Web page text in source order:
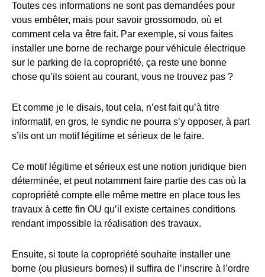
Toutes ces informations ne sont pas demandées pour
vous embêter, mais pour savoir grossomodo, où et
comment cela va être fait. Par exemple, si vous faites
installer une borne de recharge pour véhicule électrique
sur le parking de la copropriété, ça reste une bonne
chose qu’ils soient au courant, vous ne trouvez pas ?
Et comme je le disais, tout cela, n’est fait qu’à titre
informatif, en gros, le syndic ne pourra s’y opposer, à part
s’ils ont un motif légitime et sérieux de le faire.
Ce motif légitime et sérieux est une notion juridique bien
déterminée, et peut notamment faire partie des cas où la
copropriété compte elle même mettre en place tous les
travaux à cette fin OU qu’il existe certaines conditions
rendant impossible la réalisation des travaux.
Ensuite, si toute la copropriété souhaite installer une
borne (ou plusieurs bornes) il suffira de l’inscrire à l’ordre